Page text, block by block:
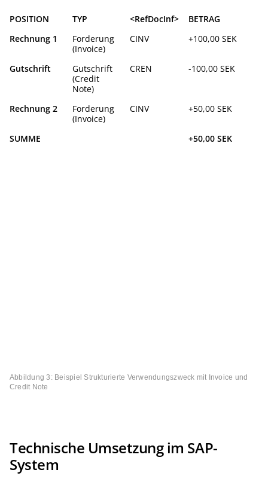
POSITION TYP <RefDocInf>
BETRAG
Rechnung 1
Forderung
(Invoice)
CINV +100,00 SEK
Gutschrift
Gutschrift
(Credit
Note)
CREN -100,00 SEK
Rechnung 2
Forderung
(Invoice)
CINV +50,00 SEK
SUMME +50,00 SEK
Abbildung 3: Beispiel Strukturierte Verwendungszweck mit Invoice und
Credit Note
Technische Umsetzung im SAP-
System